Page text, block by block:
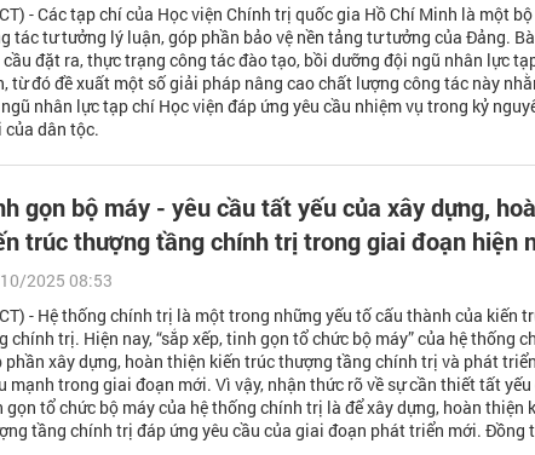
- Các tạp chí của Học viện Chính trị quốc gia Hồ Chí Minh là một
tác tư tưởng lý luận, góp phần bảo vệ nền tảng tư tưởng của Đảng.
cầu đặt ra, thực trạng công tác đào tạo, bồi dưỡng đội ngũ nhân lực
từ đó đề xuất một số giải pháp nâng cao chất lượng công tác này
nhân lực tạp chí Học viện đáp ứng yêu cầu nhiệm vụ trong kỷ
của dân tộc.
gọn bộ máy - yêu cầu tất yếu của xây dựng,
trúc thượng tầng chính trị trong giai đoạn hiện
2025 08:53
- Hệ thống chính trị là một trong những yếu tố cấu thành của kiến
chính trị. Hiện nay, “sắp xếp, tinh gọn tổ chức bộ máy” của hệ thống
phần xây dựng, hoàn thiện kiến trúc thượng tầng chính trị và phát
mạnh trong giai đoạn mới. Vì vậy, nhận thức rõ về sự cần thiết tất yếu
gọn tổ chức bộ máy của hệ thống chính trị là để xây dựng, hoàn thiện
tầng chính trị đáp ứng yêu cầu của giai đoạn phát triển mới. Đồng